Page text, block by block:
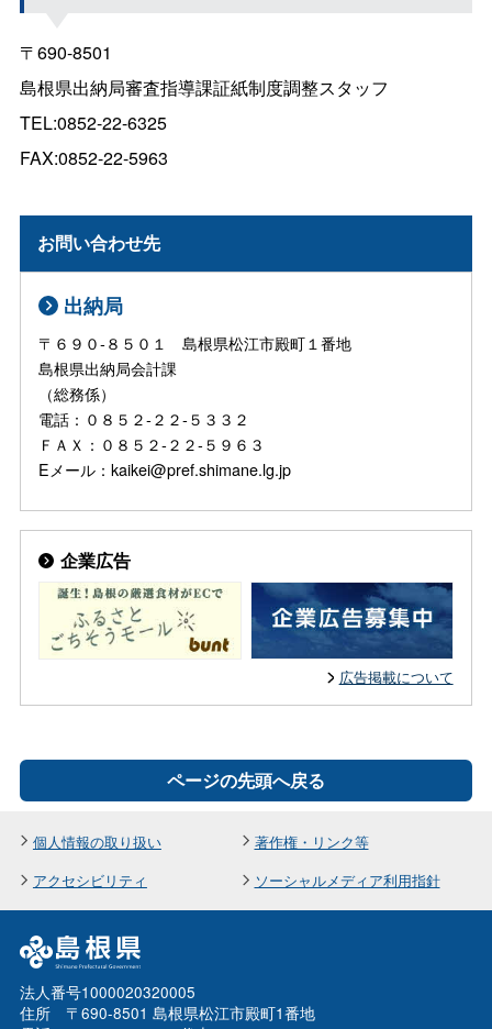
〒690-8501
島根県出納局審査指導課証紙制度調整スタッフ
TEL:0852-22-6325
FAX:0852-22-5963
お問い合わせ先
出納局
〒６９０‐８５０１ 島根県松江市殿町１番地
島根県出納局会計課
（総務係）
電話：０８５２‐２２‐５３３２
ＦＡＸ：０８５２‐２２‐５９６３
Eメール：kaikei@pref.shimane.lg.jp
企業広告
広告掲載について
ページの先頭へ戻る
個人情報の取り扱い
著作権・リンク等
アクセシビリティ
ソーシャルメディア利用指針
法人番号1000020320005
住所 〒690-8501 島根県松江市殿町1番地